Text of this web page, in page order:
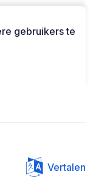
gebruikers te
Vertalen